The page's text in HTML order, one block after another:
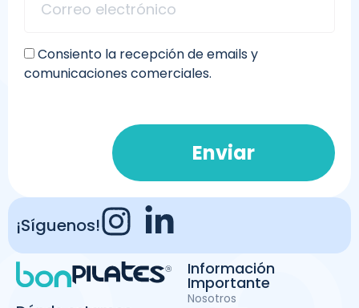
Información
Importante
Nosotros
Consiento la recepción de emails y
comunicaciones comerciales.
Enviar
¡Síguenos!